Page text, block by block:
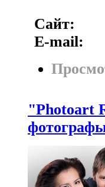
Сайт:
E-mail:
"Photoart